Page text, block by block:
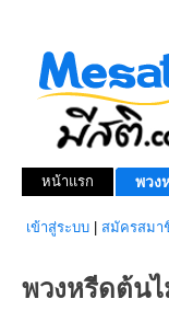
หน้าแรก พวง
เข้าสู่ระบบ สมัครสมา
พวงหรีดต้น